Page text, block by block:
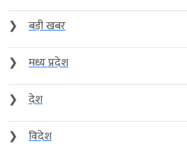
❯
बड़ी खबर
❯
मध्य प्रदेश
❯
देश
❯
विदेश